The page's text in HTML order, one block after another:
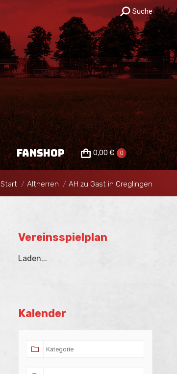
Search:
Suche
FANSHOP 0,00€ 0
Sie befinden sich hier:
Start Altherren AH zu Gast in Creglingen
Vereinsspielplan
Laden...
Kalender
SPONSOREN
FANSHOP
0,00€